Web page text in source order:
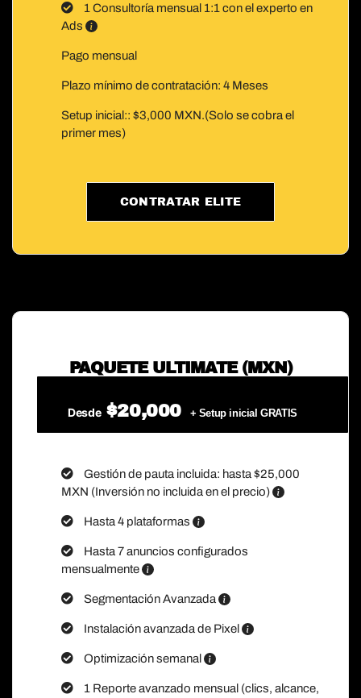
1 Consultoría mensual 1:1 con el experto en
Ads
Pago mensual
Plazo mínimo de contratación: 4 Meses
Setup inicial:: $3,000 MXN.(Solo se cobra el
primer mes)
CONTRATAR ELITE
PAQUETE ULTIMATE (MXN)
Desde $20,000 + Setup inicial GRATIS
Gestión de pauta incluida: hasta $25,000
MXN (Inversión no incluida en el precio)
Hasta 4 plataformas
Hasta 7 anuncios configurados
mensualmente
Segmentación Avanzada
Instalación avanzada de Pixel
Optimización semanal
1 Reporte avanzado mensual (clics, alcance,